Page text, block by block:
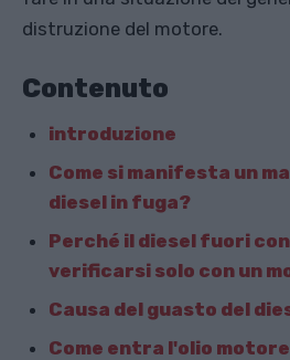
distruzione del motore.
Contenuto
introduzione
Come si manifesta un
diesel in fuga?
Perché il diesel fuori
verificarsi solo con un
Causa del guasto del
Come entra l'olio